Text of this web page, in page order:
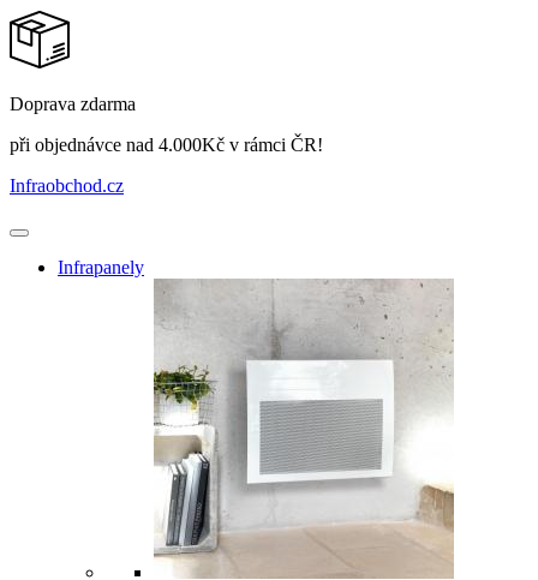
Doprava zdarma
při objednávce nad 4.000Kč v rámci ČR!
Infraobchod.cz
Infrapanely